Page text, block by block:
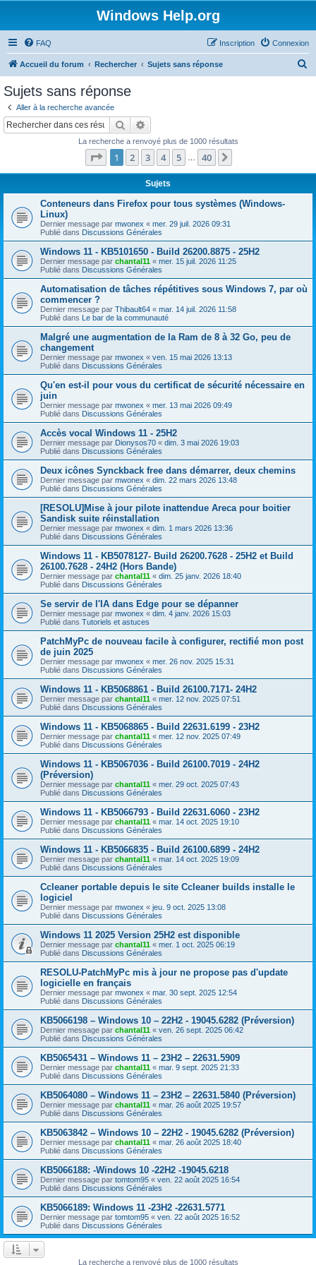
Windows Help.org
FAQ Connexion
Inscription
Accueil du forum Rechercher Sujets sans réponse
Sujets sans réponse
Aller à la recherche avancée
Rechercher
La recherche a renvoyé plus de 1000 résultats
Page 1sur40
1 2 3 4 5 40
Sujets
Conteneurs dans Firefox pour tous systèmes (Windows-
Linux)
Dernier message par mwonex « mer. 29 juil. 2026 09:31
Publié dans Discussions Générales
Windows 11 - KB5101650 - Build 26200.8875 - 25H2
Dernier message par chantal11 « mer. 15 juil. 2026 11:25
Publié dans Discussions Générales
Automatisation de tâches répétitives sous Windows 7, par où
commencer ?
Dernier message par Thibault64 « mar. 14 juil. 2026 11:58
Publié dans Le bar de la communauté
Malgré une augmentation de la Ram de 8 à 32 Go, peu de
changement
Dernier message par mwonex « ven. 15 mai 2026 13:13
Publié dans Discussions Générales
Qu'en est-il pour vous du certificat de sécurité nécessaire en
juin
Dernier message par mwonex « mer. 13 mai 2026 09:49
Publié dans Discussions Générales
Accès vocal Windows 11 - 25H2
Dernier message par Dionysos70 « dim. 3 mai 2026 19:03
Publié dans Discussions Générales
Deux icônes Synckback free dans démarrer, deux chemins
Dernier message par mwonex « dim. 22 mars 2026 13:48
Publié dans Discussions Générales
[RESOLU]Mise à jour pilote inattendue Areca pour boitier
Sandisk suite réinstallation
Dernier message par mwonex « dim. 1 mars 2026 13:36
Publié dans Discussions Générales
Windows 11 - KB5078127- Build 26200.7628 - 25H2 et Build
26100.7628 - 24H2 (Hors Bande)
Dernier message par chantal11 « dim. 25 janv. 2026 18:40
Publié dans Discussions Générales
Se servir de l'IA dans Edge pour se dépanner
Dernier message par mwonex « dim. 4 janv. 2026 15:03
Publié dans Tutoriels et astuces
PatchMyPc de nouveau facile à configurer, rectifié mon post
de juin 2025
Dernier message par mwonex « mer. 26 nov. 2025 15:31
Publié dans Discussions Générales
Windows 11 - KB5068861 - Build 26100.7171- 24H2
Dernier message par chantal11 « mer. 12 nov. 2025 07:51
Publié dans Discussions Générales
Windows 11 - KB5068865 - Build 22631.6199 - 23H2
Dernier message par chantal11 « mer. 12 nov. 2025 07:49
Publié dans Discussions Générales
Windows 11 - KB5067036 - Build 26100.7019 - 24H2
(Préversion)
Dernier message par chantal11 « mer. 29 oct. 2025 07:43
Publié dans Discussions Générales
Windows 11 - KB5066793 - Build 22631.6060 - 23H2
Dernier message par chantal11 « mar. 14 oct. 2025 19:10
Publié dans Discussions Générales
Windows 11 - KB5066835 - Build 26100.6899 - 24H2
Dernier message par chantal11 « mar. 14 oct. 2025 19:09
Publié dans Discussions Générales
Ccleaner portable depuis le site Ccleaner builds installe le
logiciel
Dernier message par mwonex « jeu. 9 oct. 2025 13:08
Publié dans Discussions Générales
Windows 11 2025 Version 25H2 est disponible
Dernier message par chantal11 « mer. 1 oct. 2025 06:19
Publié dans Discussions Générales
RESOLU-PatchMyPc mis à jour ne propose pas d'update
logicielle en français
Dernier message par mwonex « mar. 30 sept. 2025 12:54
Publié dans Discussions Générales
KB5066198 – Windows 10 – 22H2 - 19045.6282 (Préversion)
Dernier message par chantal11 « ven. 26 sept. 2025 06:42
Publié dans Discussions Générales
KB5065431 – Windows 11 – 23H2 – 22631.5909
Dernier message par chantal11 « mar. 9 sept. 2025 21:33
Publié dans Discussions Générales
KB5064080 – Windows 11 – 23H2 – 22631.5840 (Préversion)
Dernier message par chantal11 « mar. 26 août 2025 19:57
Publié dans Discussions Générales
KB5063842 – Windows 10 – 22H2 - 19045.6282 (Préversion)
Dernier message par chantal11 « mar. 26 août 2025 18:40
Publié dans Discussions Générales
KB5066188: -Windows 10 -22H2 -19045.6218
Dernier message par tomtom95 « ven. 22 août 2025 16:54
Publié dans Discussions Générales
KB5066189: Windows 11 -23H2 -22631.5771
Dernier message par tomtom95 « ven. 22 août 2025 16:52
Publié dans Discussions Générales
La recherche a renvoyé plus de 1000 résultats